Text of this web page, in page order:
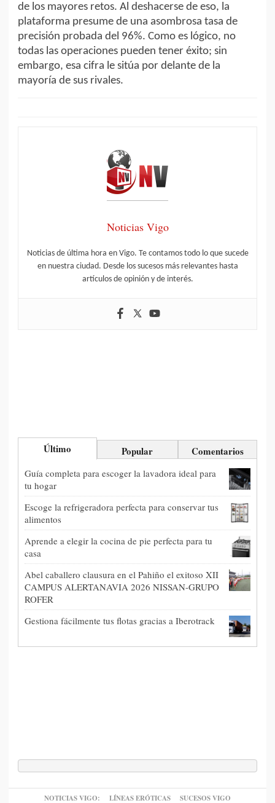
de los mayores retos. Al deshacerse de eso, la
plataforma presume de una asombrosa tasa de
precisión probada del 96%. Como es lógico, no
todas las operaciones pueden tener éxito; sin
embargo, esa cifra le sitúa por delante de la
mayoría de sus rivales.
Noticias Vigo
Noticias de última hora en Vigo. Te contamos todo lo que sucede
en nuestra ciudad. Desde los sucesos más relevantes hasta
artículos de opinión y de interés.
Último Popular Comentarios
Guía completa para escoger la lavadora ideal para
tu hogar
Escoge la refrigeradora perfecta para conservar tus
alimentos
Aprende a elegir la cocina de pie perfecta para tu
casa
Abel caballero clausura en el Pahiño el exitoso XII
CAMPUS ALERTANAVIA 2026 NISSAN-GRUPO
ROFER
Gestiona fácilmente tus flotas gracias a Iberotrack
NOTICIAS VIGO: LÍNEAS ERÓTICAS SUCESOS VIGO